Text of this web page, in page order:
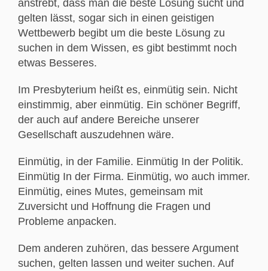
anstrebt, dass man die beste Lösung sucht und
gelten lässt, sogar sich in einen geistigen
Wettbewerb begibt um die beste Lösung zu
suchen in dem Wissen, es gibt bestimmt noch
etwas Besseres.
Im Presbyterium heißt es, einmütig sein. Nicht
einstimmig, aber einmütig. Ein schöner Begriff,
der auch auf andere Bereiche unserer
Gesellschaft auszudehnen wäre.
Einmütig, in der Familie. Einmütig In der Politik.
Einmütig In der Firma. Einmütig, wo auch immer.
Einmütig, eines Mutes, gemeinsam mit
Zuversicht und Hoffnung die Fragen und
Probleme anpacken.
Dem anderen zuhören, das bessere Argument
suchen, gelten lassen und weiter suchen. Auf